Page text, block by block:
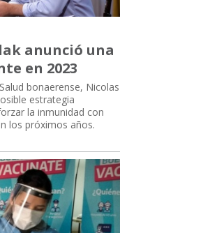
anunció una
en 2023
bonaerense, Nicolas
estrategia
la inmunidad con
los próximos años.